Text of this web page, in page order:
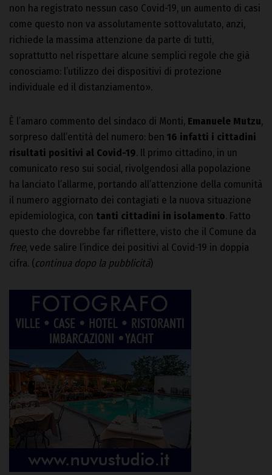
non ha registrato nessun caso Covid-19, un aumento di casi
come questo non va assolutamente sottovalutato, anzi,
richiede la massima attenzione da parte di tutti,
soprattutto nel rispettare alcune semplici regole che già
conosciamo: l’utilizzo dei dispositivi di protezione
individuale ed il distanziamento».
È l’amaro commento del sindaco di Monti, Emanuele Mutzu,
sorpreso dall’entità del numero: ben 16 infatti i cittadini
risultati positivi al Covid-19. Il primo cittadino, in un
comunicato reso sui social, rivolgendosi alla popolazione
ha lanciato l’allarme, portando all’attenzione della comunità
il numero aggiornato dei contagiati e la nuova situazione
epidemiologica, con tanti cittadini in isolamento. Fatto
questo che dovrebbe far riflettere, visto che il Comune da
free, vede salire l’indice dei positivi al Covid-19 in doppia
cifra. (continua dopo la pubblicità)